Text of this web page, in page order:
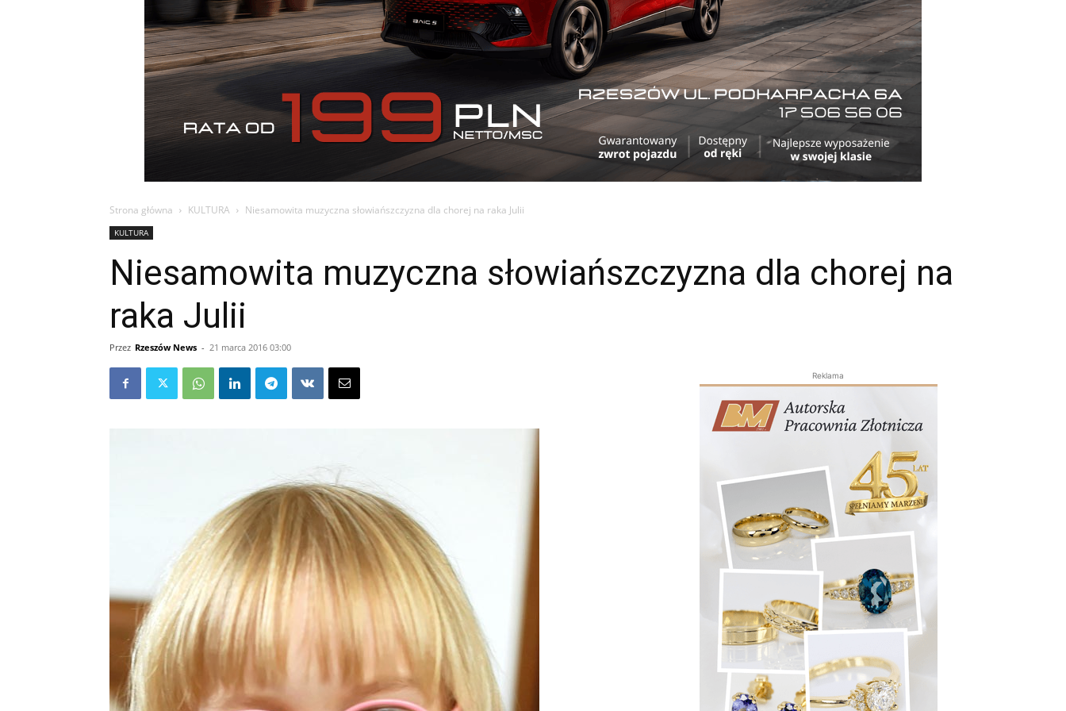
Strona główna KULTURA Niesamowita muzyczna słowiańszczyzna dla chorej na raka Julii
KULTURA
Niesamowita muzyczna słowiańszczyzna dla chorej na
raka Julii
Przez Rzeszów News - 21 marca 2016 03:00
Reklama